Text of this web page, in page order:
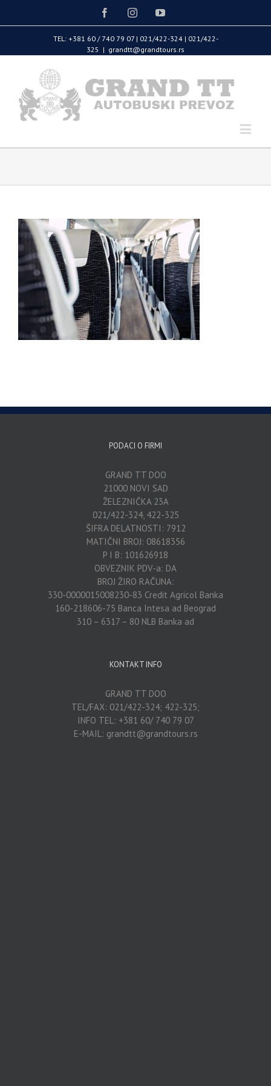
FacebookInstagramYoutube
TEL: +381 60 / 740 79 07 | 021/422-324 | 021/422-
325 | grandtt@grandtours.rs
PODACI O FIRMI
GRAND TT DOO
21000 NOVI SAD
ŽELEZNIČKA 23A
021/422-324, 422-325
ŠIFRA DELATNOSTI: 7912
MATIČNI BROJ: 08618356
P I B: 101626918
OBVEZNIK PDV-a: DA
BROJ ŽIRO RAČUNA:
330-0000015008230-83 Credit Agricol Banka
160-218606-75 Banca Intesa ad Beograd
310 – 6317 – 80 NLB Banka ad
KONTAKT INFO
GRAND TT DOO
TEL/FAX: 021/422-324; 422-325;
INFO TEL: +381 60/ 740 79 07
E-MAIL: grandtt@grandtours.rs